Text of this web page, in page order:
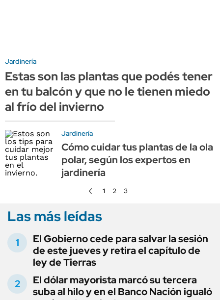
Jardinería
Estas son las plantas que podés tener
en tu balcón y que no le tienen miedo
al frío del invierno
Jardinería
Cómo cuidar tus plantas de la ola
polar, según los expertos en
jardinería
1 2 3
Las más leídas
El Gobierno cede para salvar la sesión
de este jueves y retira el capítulo de
ley de Tierras
El dólar mayorista marcó su tercera
suba al hilo y en el Banco Nación igualó